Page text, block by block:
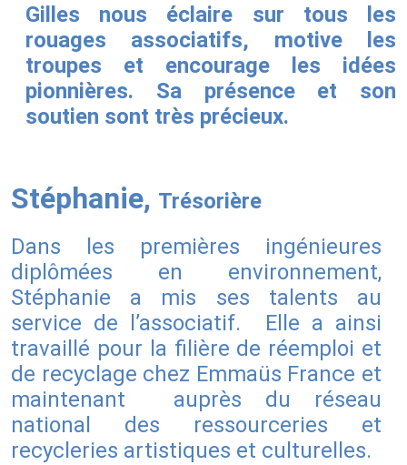
Gilles nous éclaire sur tous les
rouages associatifs, motive les
troupes et encourage les idées
pionnières. Sa présence et son
soutien sont très précieux.
Stéphanie, Trésorière
Dans les premières ingénieures
diplômées en environnement,
Stéphanie a mis ses talents au
service de l’associatif. Elle a ainsi
travaillé pour la filière de réemploi et
de recyclage chez Emmaüs France et
maintenant auprès du réseau
national des ressourceries et
recycleries artistiques et culturelles.